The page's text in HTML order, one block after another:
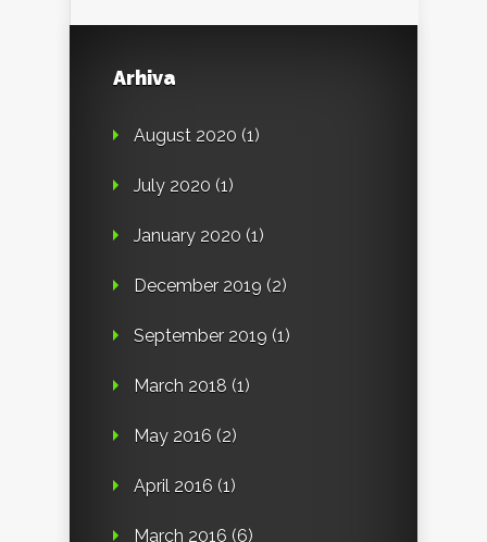
Arhiva
August 2020 (1)
July 2020 (1)
January 2020 (1)
December 2019 (2)
September 2019 (1)
March 2018 (1)
May 2016 (2)
April 2016 (1)
March 2016 (6)